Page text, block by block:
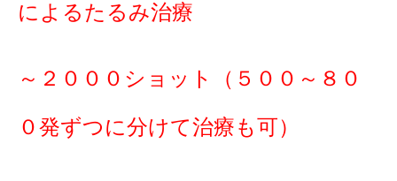
によるたるみ治療
～２０００ショット（５００～８０
０発ずつに分けて治療も可）